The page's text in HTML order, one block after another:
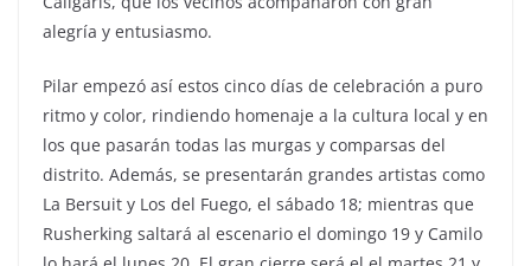
alegría y entusiasmo.
Pilar empezó así estos cinco días de celebración a puro
ritmo y color, rindiendo homenaje a la cultura local y en
los que pasarán todas las murgas y comparsas del
distrito. Además, se presentarán grandes artistas como
La Bersuit y Los del Fuego, el sábado 18; mientras que
Rusherking saltará al escenario el domingo 19 y Camilo